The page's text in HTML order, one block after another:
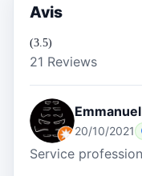
Avis
(3.5)
21 Reviews
20/10/2021
Service